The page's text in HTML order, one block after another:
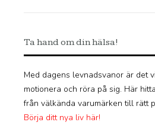
Ta hand om din hälsa!
Med dagens levnadsvanor är det
motionera och röra på sig. Här
från välkända varumärken till rätt
Börja ditt nya liv här!